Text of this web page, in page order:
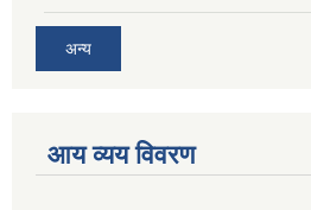
अन्य
आय व्यय विवरण